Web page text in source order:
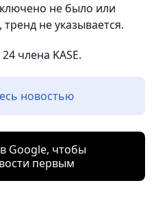
не было или
не указывается.
члена KASE.
новостью
Google, чтобы
первым